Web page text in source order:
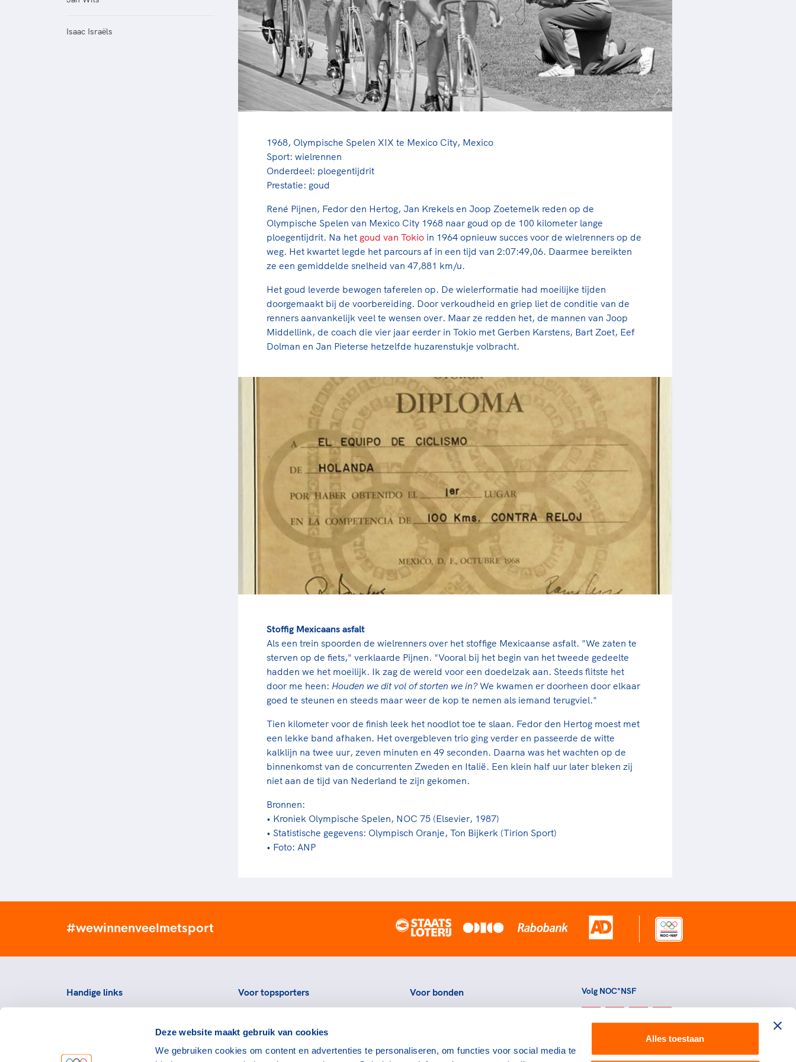
Deze website maakt gebruik van cookies
We gebruiken cookies om content en advertenties te personaliseren, om functies voor social media te
Alles toestaan
positionering van sport
je moeder of de hockeywedstrijd
van je buurjongen.
Lees verder
Diversiteit en inclusie
Gezonde sportomgeving
Vitale clubs en bestuurlijk kader
Lees verder
Isaac Israëls
1968, Olympische Spelen XIX te Mexico City, Mexico
Sport: wielrennen
Onderdeel: ploegentijdrit
Prestatie: goud
René Pijnen, Fedor den Hertog, Jan Krekels en Joop Zoetemelk reden op de
Olympische Spelen van Mexico City 1968 naar goud op de 100 kilometer lange
ploegentijdrit. Na het goud van Tokio in 1964 opnieuw succes voor de wielrenners op de
weg. Het kwartet legde het parcours af in een tijd van 2:07:49,06. Daarmee bereikten
ze een gemiddelde snelheid van 47,881 km/u.
Het goud leverde bewogen taferelen op. De wielerformatie had moeilijke tijden
doorgemaakt bij de voorbereiding. Door verkoudheid en griep liet de conditie van de
renners aanvankelijk veel te wensen over. Maar ze redden het, de mannen van Joop
Middellink, de coach die vier jaar eerder in Tokio met Gerben Karstens, Bart Zoet, Eef
Dolman en Jan Pieterse hetzelfde huzarenstukje volbracht.
Stoffig Mexicaans asfalt
Als een trein spoorden de wielrenners over het stoffige Mexicaanse asfalt. "We zaten te
sterven op de fiets," verklaarde Pijnen. "Vooral bij het begin van het tweede gedeelte
hadden we het moeilijk. Ik zag de wereld voor een doedelzak aan. Steeds flitste het
door me heen: Houden we dit vol of storten we in?We kwamen er doorheen door elkaar
goed te steunen en steeds maar weer de kop te nemen als iemand terugviel."
Tien kilometer voor de finish leek het noodlot toe te slaan. Fedor den Hertog moest met
een lekke band afhaken. Het overgebleven trio ging verder en passeerde de witte
kalklijn na twee uur, zeven minuten en 49 seconden. Daarna was het wachten op de
binnenkomst van de concurrenten Zweden en Italië. Een klein half uur later bleken zij
niet aan de tijd van Nederland te zijn gekomen.
Bronnen:
• Kroniek Olympische Spelen, NOC 75 (Elsevier, 1987)
• Statistische gegevens: Olympisch Oranje, Ton Bijkerk (Tirion Sport)
• Foto: ANP
#wewinnenveelmetsport
Handige links
Werken bij NOC*NSF
Voor topsporters
Voorzieningen voor topsporters
Downloads en links voor
Voor bonden
Portal
Volg NOC*NSF